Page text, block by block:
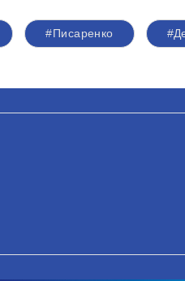
#Писаренко